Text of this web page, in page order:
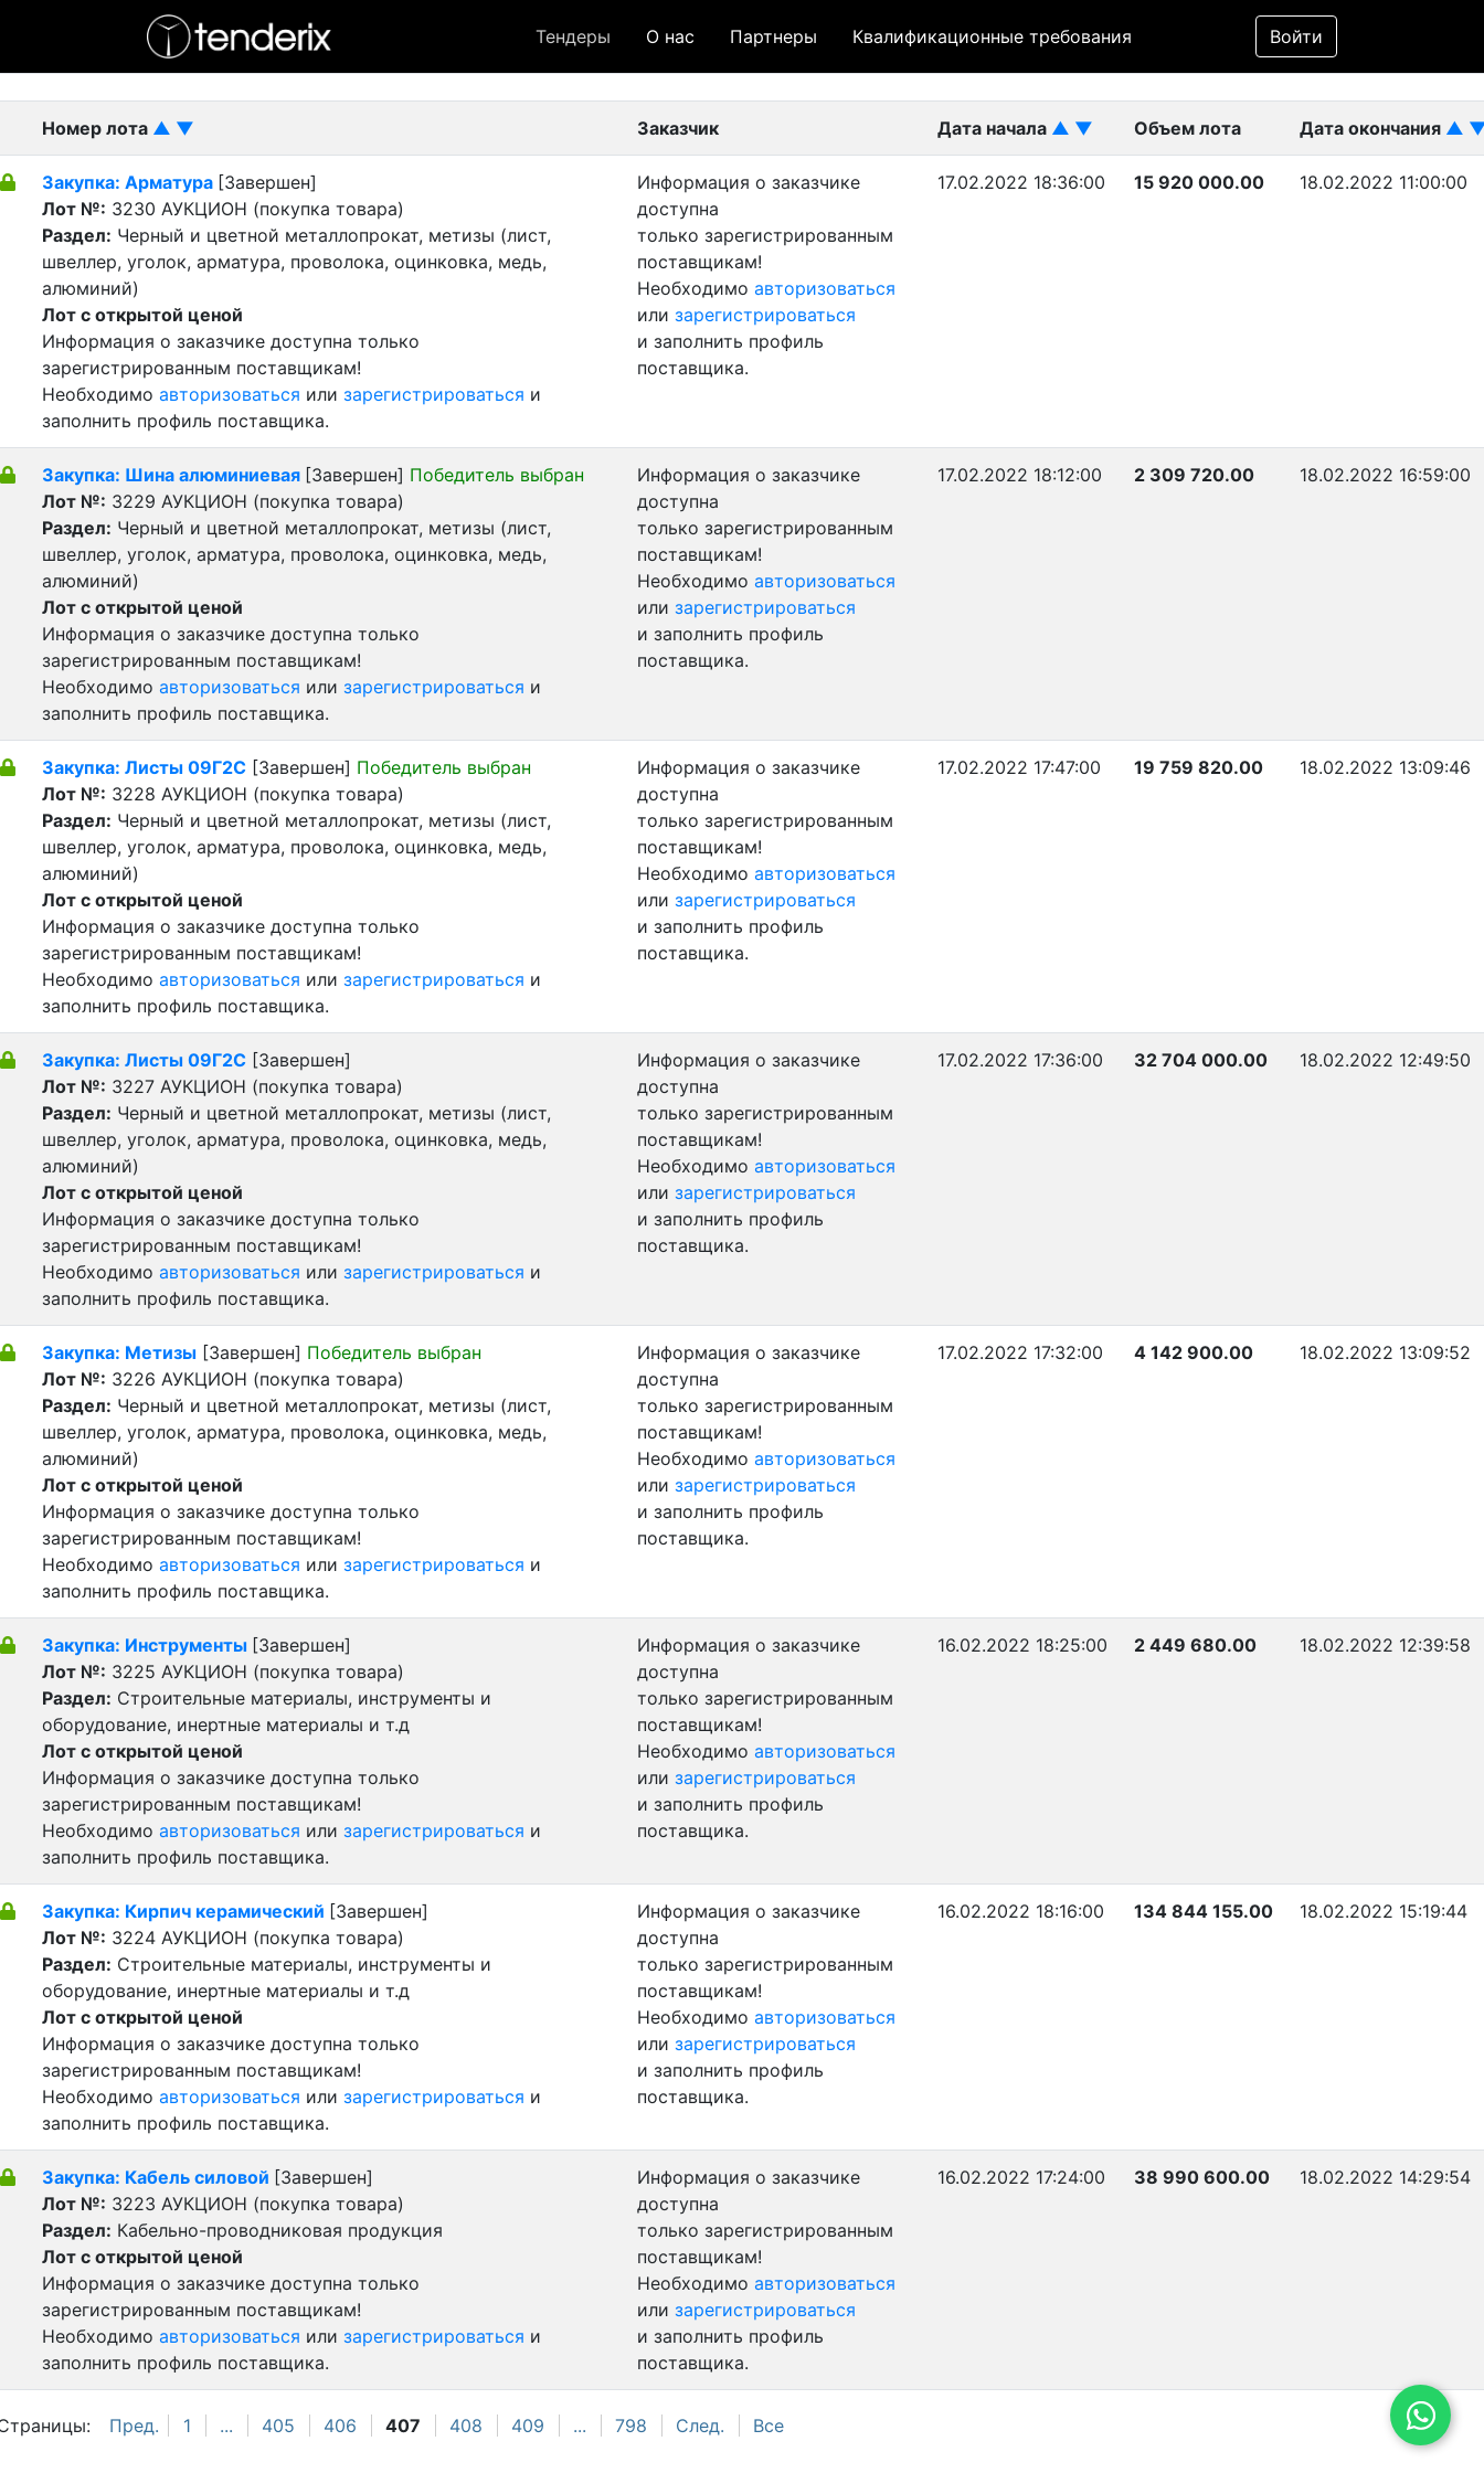
Тендеры О нас Партнеры Квалификационные требования Войти
Фильтр
- Завершенный лот
Пред. 1 ... 405 406 407 408 409 ... 798 След. Все
Номер лота ▲ ▼ Заказчик Дата начала ▲ ▼ Объем лота Дата окончания ▲
Закупка: Арматура [Завершен]
Лот №: 3230 АУКЦИОН (покупка товара)
Раздел: Черный и цветной металлопрокат, метизы (лист,
швеллер, уголок, арматура, проволока, оцинковка, медь,
алюминий)
Лот с открытой ценой
Информация о заказчике доступна только
зарегистрированным поставщикам!
Необходимо авторизоваться или зарегистрироваться и
заполнить профиль поставщика.
Информация о заказчике
доступна
только зарегистрированным
поставщикам!
Необходимо авторизоваться
или зарегистрироваться
и заполнить профиль
поставщика.
17.02.2022 18:36:00 15 920 000.00 18.02.2022 11:00:00
Закупка: Шина алюминиевая [Завершен] Победитель выбран
Лот №: 3229 АУКЦИОН (покупка товара)
Раздел: Черный и цветной металлопрокат, метизы (лист,
швеллер, уголок, арматура, проволока, оцинковка, медь,
алюминий)
Лот с открытой ценой
Информация о заказчике доступна только
зарегистрированным поставщикам!
Необходимо авторизоваться или зарегистрироваться и
заполнить профиль поставщика.
Информация о заказчике
доступна
только зарегистрированным
поставщикам!
Необходимо авторизоваться
или зарегистрироваться
и заполнить профиль
поставщика.
17.02.2022 18:12:00 2 309 720.00 18.02.2022 16:59:00
Закупка: Листы 09Г2С [Завершен] Победитель выбран
Лот №: 3228 АУКЦИОН (покупка товара)
Раздел: Черный и цветной металлопрокат, метизы (лист,
швеллер, уголок, арматура, проволока, оцинковка, медь,
алюминий)
Лот с открытой ценой
Информация о заказчике доступна только
зарегистрированным поставщикам!
Необходимо авторизоваться или зарегистрироваться и
заполнить профиль поставщика.
Информация о заказчике
доступна
только зарегистрированным
поставщикам!
Необходимо авторизоваться
или зарегистрироваться
и заполнить профиль
поставщика.
17.02.2022 17:47:00 19 759 820.00 18.02.2022 13:09:46
Закупка: Листы 09Г2С [Завершен]
Лот №: 3227 АУКЦИОН (покупка товара)
Раздел: Черный и цветной металлопрокат, метизы (лист,
швеллер, уголок, арматура, проволока, оцинковка, медь,
алюминий)
Лот с открытой ценой
Информация о заказчике доступна только
зарегистрированным поставщикам!
Необходимо авторизоваться или зарегистрироваться и
заполнить профиль поставщика.
Информация о заказчике
доступна
только зарегистрированным
поставщикам!
Необходимо авторизоваться
или зарегистрироваться
и заполнить профиль
поставщика.
17.02.2022 17:36:00 32 704 000.00 18.02.2022 12:49:50
Закупка: Метизы [Завершен] Победитель выбран
Лот №: 3226 АУКЦИОН (покупка товара)
Раздел: Черный и цветной металлопрокат, метизы (лист,
швеллер, уголок, арматура, проволока, оцинковка, медь,
алюминий)
Лот с открытой ценой
Информация о заказчике доступна только
зарегистрированным поставщикам!
Необходимо авторизоваться или зарегистрироваться и
заполнить профиль поставщика.
Информация о заказчике
доступна
только зарегистрированным
поставщикам!
Необходимо авторизоваться
или зарегистрироваться
и заполнить профиль
поставщика.
17.02.2022 17:32:00 4 142 900.00 18.02.2022 13:09:52
Закупка: Инструменты [Завершен]
Лот №: 3225 АУКЦИОН (покупка товара)
Раздел: Строительные материалы, инструменты и
оборудование, инертные материалы и т.д
Лот с открытой ценой
Информация о заказчике доступна только
зарегистрированным поставщикам!
Необходимо авторизоваться или зарегистрироваться и
заполнить профиль поставщика.
Информация о заказчике
доступна
только зарегистрированным
поставщикам!
Необходимо авторизоваться
или зарегистрироваться
и заполнить профиль
поставщика.
16.02.2022 18:25:00 2 449 680.00 18.02.2022 12:39:58
Закупка: Кирпич керамический [Завершен]
Лот №: 3224 АУКЦИОН (покупка товара)
Раздел: Строительные материалы, инструменты и
оборудование, инертные материалы и т.д
Лот с открытой ценой
Информация о заказчике доступна только
зарегистрированным поставщикам!
Необходимо авторизоваться или зарегистрироваться и
заполнить профиль поставщика.
Информация о заказчике
доступна
только зарегистрированным
поставщикам!
Необходимо авторизоваться
или зарегистрироваться
и заполнить профиль
поставщика.
16.02.2022 18:16:00 134 844 155.00 18.02.2022 15:19:44
Закупка: Кабель силовой [Завершен]
Лот №: 3223 АУКЦИОН (покупка товара)
Раздел: Кабельно-проводниковая продукция
Лот с открытой ценой
Информация о заказчике доступна только
зарегистрированным поставщикам!
Необходимо авторизоваться или зарегистрироваться и
заполнить профиль поставщика.
Информация о заказчике
доступна
только зарегистрированным
поставщикам!
Необходимо авторизоваться
или зарегистрироваться
и заполнить профиль
поставщика.
16.02.2022 17:24:00 38 990 600.00 18.02.2022 14:29:54